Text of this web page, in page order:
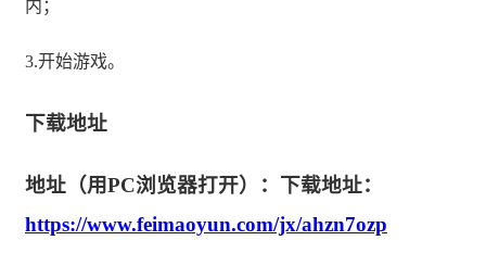
内；
3.开始游戏。
下载地址
地址（用PC浏览器打开）：下载地址：
https://www.feimaoyun.com/jx/ahzn7ozp